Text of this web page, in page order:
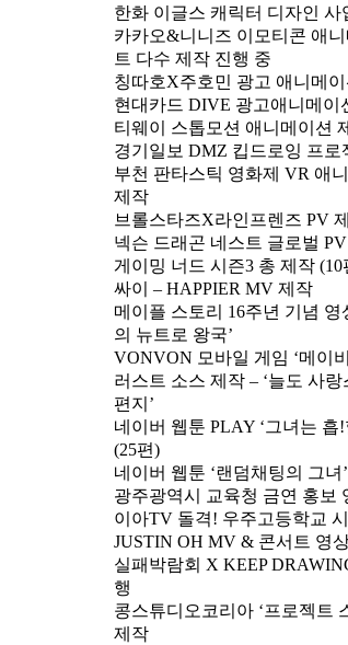
한화 이글스 캐릭터 디자인 사
카카오&니니즈 이모티콘 애
트 다수 제작 진행 중
칭따호X주호민 광고 애니메
현대카드 DIVE 광고애니메이
티웨이 스톱모션 애니메이션
경기일보 DMZ 킵드로잉 프로
부천 판타스틱 영화제 VR 애
제작
브롤스타즈X라인프렌즈 PV
넥슨 드래곤 네스트 글로벌
게이밍 너드 시즌3 총 제작 (10
싸이 – HAPPIER MV 제작
메이플 스토리 16주년 기념 영
의 뉴트로 왕국’
VONVON 모바일 게임 ‘메이
러스트 소스 제작 – ‘늘도 사랑
편지’
네이버 웹툰 PLAY ‘그녀는 흡!
(25편)
네이버 웹툰 ‘랜덤채팅의 그녀
광주광역시 교육청 금연 홍보
이아TV 돌격! 우주고등학교
JUSTIN OH MV & 콘서트 영
실패박람회 X KEEP
행
콩스튜디오코리아 ‘프로젝트
제작